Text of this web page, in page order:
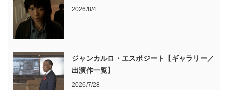
2026/8/4
ジャンカルロ・エスポジート【ギャラリー／
出演作一覧】
2026/7/28